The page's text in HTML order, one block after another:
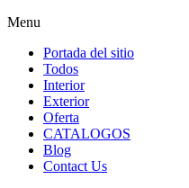
Menu
Portada del sitio
Todos
Interior
Exterior
Oferta
CATALOGOS
Blog
Contact Us